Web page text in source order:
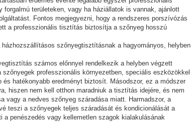
forgalmú területeken, vagy ha háziállatok is vannak, ajánlott
Fontos megjegyezni, hogy a rendszeres porszívózás
a professzionális tisztítás biztosítja a szőnyeg hosszú
szőnyegtisztításnak a hagyományos, helyben
számos előnnyel rendelkezik a helyben végzett
professzionális környezetben, speciális eszközökkel
és hatékonyabb eredményt biztosít. Másodszor, ez a módszer
hiszen nem kell otthon maradniuk a tisztítás idejére, és nem
vagy a nedves szőnyeg száradása miatt. Harmadszor, a
teszi a szőnyegek teljes száradását és kondicionálását a
penészedés vagy kellemetlen szagok kialakulásának